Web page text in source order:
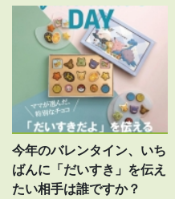
今年のバレンタイン、いち
ばんに「だいすき」を伝え
たい相手は誰ですか？